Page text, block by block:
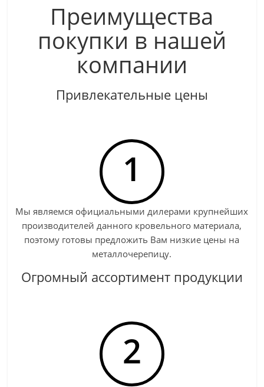
Преимущества
покупки в нашей
компании
Привлекательные цены
1
Мы являемся официальными дилерами крупнейших
производителей данного кровельного материала,
поэтому готовы предложить Вам низкие цены на
металлочерепицу.
Огромный ассортимент продукции
2